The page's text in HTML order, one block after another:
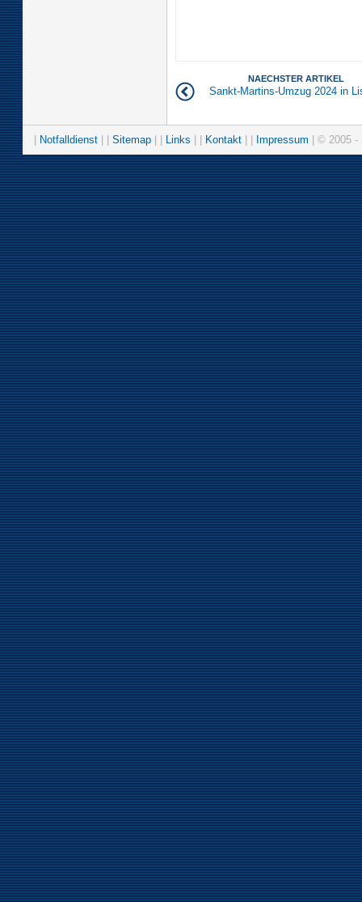
NAECHSTER ARTIKEL
Sankt-Martins-Umzug 2024 in
Notfalldienst Sitemap Links Kontakt Impressum | © 2005 -